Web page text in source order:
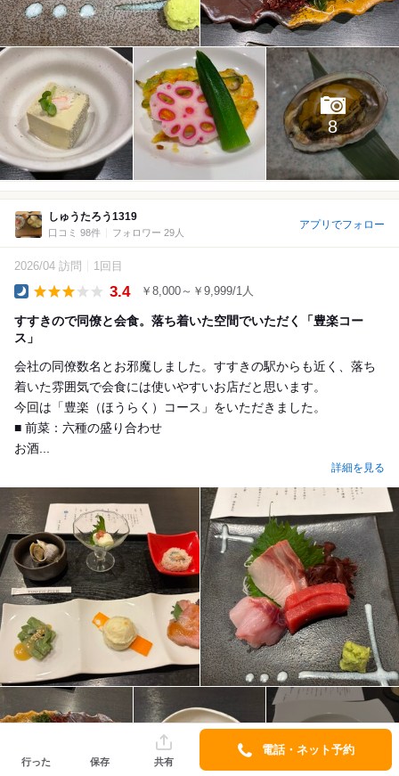
8
しゅうたろう1319
口コミ 98件 フォロワー 29人
アプリでフォロー
2026/04 訪問 1回目
3.4 ￥8,000～￥9,999/1人
すすきので同僚と会食。落ち着いた空間でいただく「豊楽コー
ス」
会社の同僚数名とお邪魔しました。すすきの駅からも近く、落ち
着いた雰囲気で会食には使いやすいお店だと思います。
今回は「豊楽（ほうらく）コース」をいただきました。
■ 前菜：六種の盛り合わせ
お酒...
詳細を見る
8
行った 保存 共有
電話・ネット予約